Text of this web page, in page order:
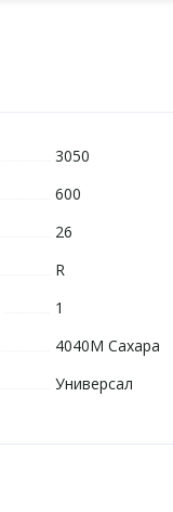
3050
600
26
R
1
4040М Сахара
Универсал